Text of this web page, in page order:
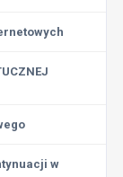
w